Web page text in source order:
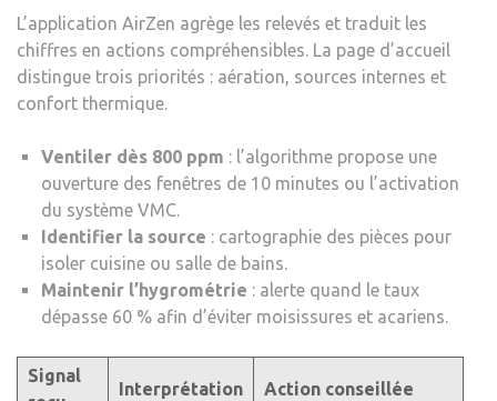
L’application AirZen agrège les relevés et traduit les
chiffres en actions compréhensibles. La page d’accueil
distingue trois priorités : aération, sources internes et
confort thermique.
Ventiler dès 800 ppm : l’algorithme propose une
ouverture des fenêtres de 10 minutes ou l’activation
du système VMC.
Identifier la source : cartographie des pièces pour
isoler cuisine ou salle de bains.
Maintenir l’hygrométrie : alerte quand le taux
dépasse 60 % afin d’éviter moisissures et acariens.
Signal
Interprétation Action conseillée